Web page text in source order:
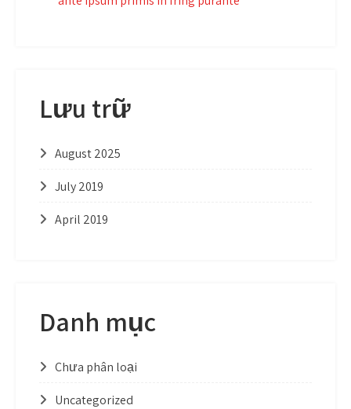
Lưu trữ
August 2025
July 2019
April 2019
Danh mục
Chưa phân loại
Uncategorized